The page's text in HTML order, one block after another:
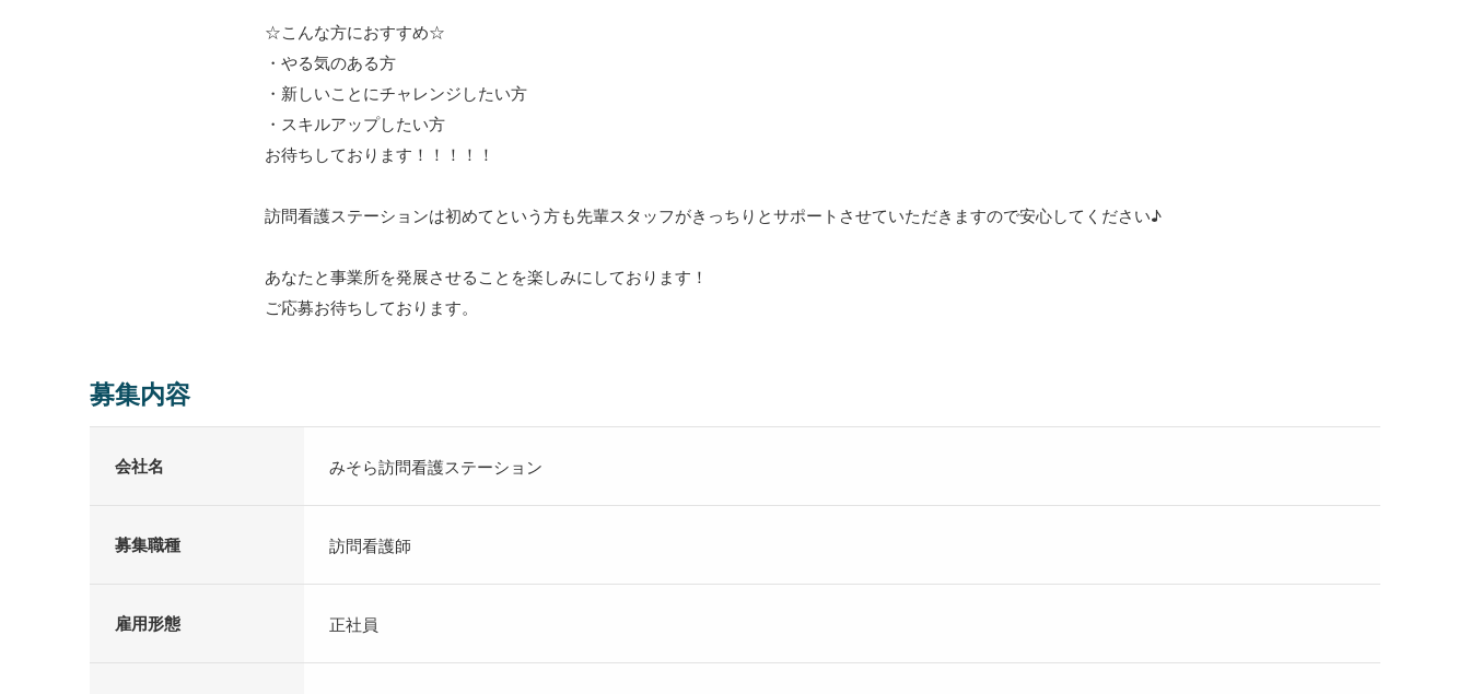
☆こんな方におすすめ☆
・やる気のある方
・新しいことにチャレンジしたい方
・スキルアップしたい方
お待ちしております！！！！！
訪問看護ステーションは初めてという方も先輩スタッフがきっちりとサポートさせていただきますので安心してください♪
あなたと事業所を発展させることを楽しみにしております！
ご応募お待ちしております。
募集内容
会社名 みそら訪問看護ステーション
募集職種 訪問看護師
雇用形態 正社員